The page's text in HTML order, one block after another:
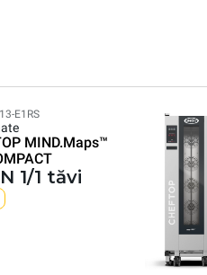
E1RS
MIND.Maps™
1/1 tăvi